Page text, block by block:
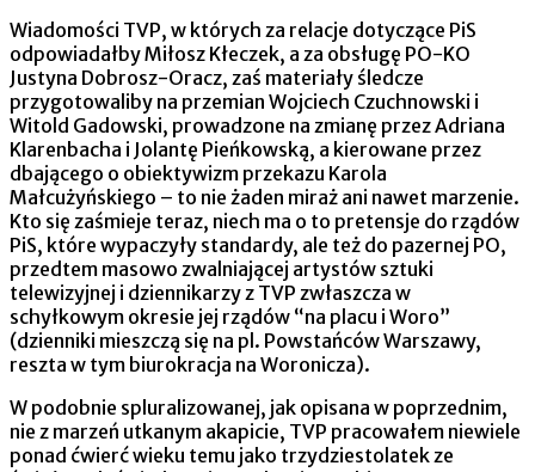
Wiadomości TVP, w których za relacje dotyczące PiS
odpowiadałby Miłosz Kłeczek, a za obsługę PO-KO
Justyna Dobrosz-Oracz, zaś materiały śledcze
przygotowaliby na przemian Wojciech Czuchnowski i
Witold Gadowski, prowadzone na zmianę przez Adriana
Klarenbacha i Jolantę Pieńkowską, a kierowane przez
dbającego o obiektywizm przekazu Karola
Małcużyńskiego – to nie żaden miraż ani nawet marzenie.
Kto się zaśmieje teraz, niech ma o to pretensje do rządów
PiS, które wypaczyły standardy, ale też do pazernej PO,
przedtem masowo zwalniającej artystów sztuki
telewizyjnej i dziennikarzy z TVP zwłaszcza w
schyłkowym okresie jej rządów “na placu i Woro”
(dzienniki mieszczą się na pl. Powstańców Warszawy,
reszta w tym biurokracja na Woronicza).
W podobnie spluralizowanej, jak opisana w poprzednim,
nie z marzeń utkanym akapicie, TVP pracowałem niewiele
ponad ćwierć wieku temu jako trzydziestolatek ze